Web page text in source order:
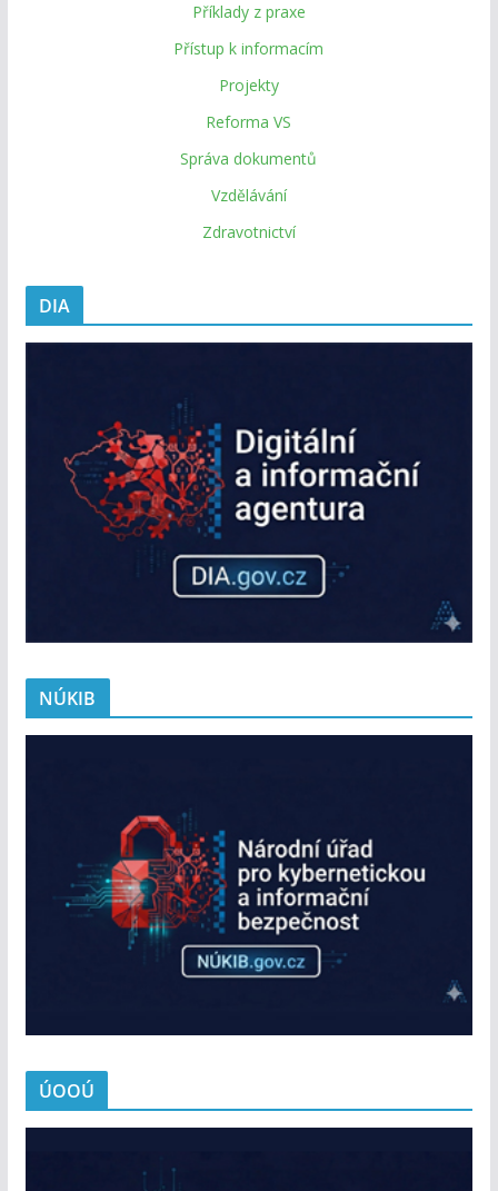
Příklady z praxe
Přístup k informacím
Projekty
Reforma VS
Správa dokumentů
Vzdělávání
Zdravotnictví
DIA
NÚKIB
ÚOOÚ